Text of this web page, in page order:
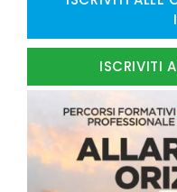
ISCRIVITI